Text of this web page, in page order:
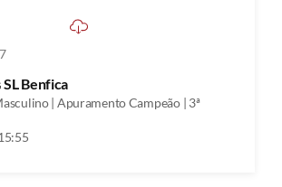
SL Benfica
| Apuramento Campeão | 3ª